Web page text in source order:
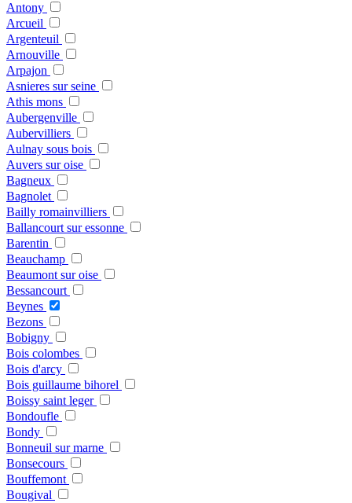
Antony
Arcueil
Argenteuil
Arnouville
Arpajon
Asnieres sur seine
Athis mons
Aubergenville
Aubervilliers
Aulnay sous bois
Auvers sur oise
Bagneux
Bagnolet
Bailly romainvilliers
Ballancourt sur essonne
Barentin
Beauchamp
Beaumont sur oise
Bessancourt
Beynes
Bezons
Bobigny
Bois colombes
Bois d'arcy
Bois guillaume bihorel
Boissy saint leger
Bondoufle
Bondy
Bonneuil sur marne
Bonsecours
Bouffemont
Bougival